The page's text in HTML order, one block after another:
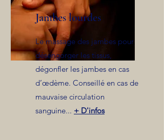
Jambes lourdes
Le massage des jambes pour
désengorger les tissus,
dégonfler les jambes en cas
d’œdème. Conseillé en cas de
mauvaise circulation
sanguine... + D'infos